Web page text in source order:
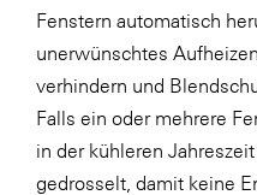
Libro
Die Menü-
MTH Retail Group
Fenstern automatisch
unerwünschtes
verhindern und
Falls ein oder mehrere
in der kühleren
gedrosselt, damit keine